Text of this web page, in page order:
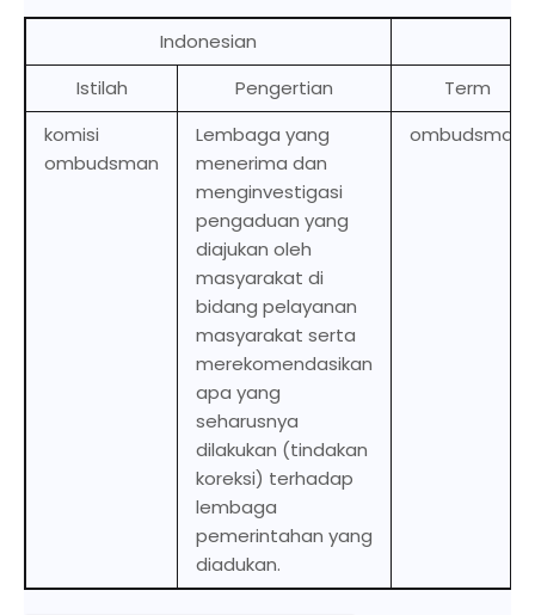
Indonesian
Istilah
Pengertian
Term
komisi
ombudsman
Lembaga yang
menerima dan
menginvestigasi
pengaduan yang
diajukan oleh
masyarakat di
bidang pelayanan
masyarakat serta
merekomendasikan
apa yang
seharusnya
dilakukan (tindakan
koreksi) terhadap
lembaga
pemerintahan yang
diadukan.
ombudsman